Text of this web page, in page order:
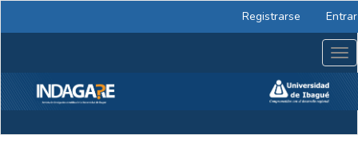
lateral
Registrarse Entrar